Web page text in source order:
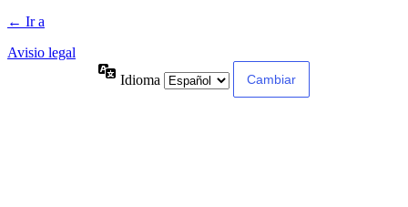
← Ir a
Avisio legal
Idioma